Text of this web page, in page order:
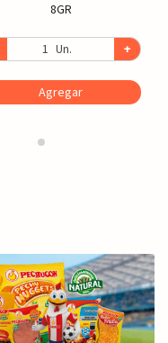
8GR
Un. +
Agregar